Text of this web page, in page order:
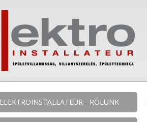
ELEKTROINSTALLATEUR - RÓLUNK